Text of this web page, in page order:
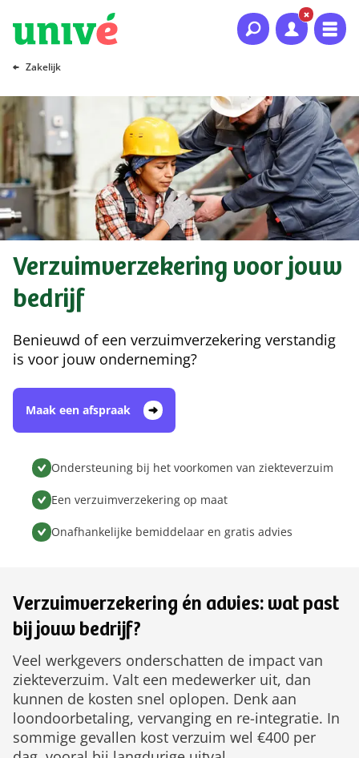
Naar hoofdinhoud
Naar hoofdnavigatie
Naar footer
Zakelijk
Verzuimverzekering voor jouw
bedrijf
Benieuwd of een verzuimverzekering verstandig
is voor jouw onderneming?
Maak een afspraak
Ondersteuning bij het voorkomen van ziekteverzuim
Een verzuimverzekering op maat
Onafhankelijke bemiddelaar en gratis advies
Verzuimverzekering én advies: wat past
bij jouw bedrijf?
Veel werkgevers onderschatten de impact van
ziekteverzuim. Valt een medewerker uit, dan
kunnen de kosten snel oplopen. Denk aan
loondoorbetaling, vervanging en re-integratie. In
sommige gevallen kost verzuim wel €400 per